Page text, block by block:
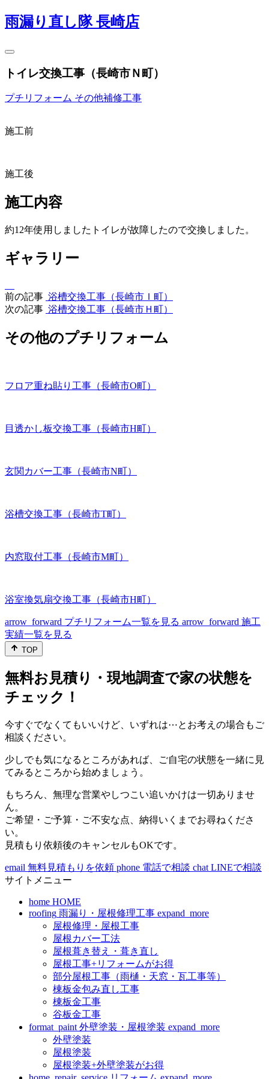
雨漏り直し隊 長崎店
トイレ交換工事（長崎市Ｎ町）
プチリフォーム その他補修工事
施工前
施工後
施工内容
約12年使用しましたトイレが故障したので交換しました。
ギャラリー
前の記事 浴槽交換工事（長崎市Ｉ町）
次の記事 浴槽交換工事（長崎市Ｈ町）
その他のプチリフォーム
フロア重ね貼り工事（長崎市O町）
目透かし板交換工事（長崎市H町）
玄関カバー工事（長崎市N町）
浴槽交換工事（長崎市T町）
内窓取付工事（長崎市M町）
浴室換気扇交換工事（長崎市H町）
arrow_forward プチリフォーム一覧を見る arrow_forward 施工
実績一覧を見る
TOP
無料お見積り・現地調査で家の状態を
チェック！
今すぐでなくてもいいけど、いずれは⋯とお考えの場合もご
相談ください。
少しでも気になるところがあれば、ご自宅の状態を一緒に見
てみるところから始めましょう。
もちろん、無理な営業やしつこい追いかけは一切ありませ
ん。
ご希望・ご予算・ご不安な点、納得いくまでお尋ねくださ
い。
見積もり依頼後のキャンセルもOKです。
email 無料見積もりを依頼 phone 電話で相談 chat LINEで相談
サイトメニュー
home HOME
roofing 雨漏り・屋根修理工事 expand_more
屋根修理・屋根工事
屋根カバー工法
屋根葺き替え・葺き直し
屋根工事+リフォームがお得
部分屋根工事（雨樋・天窓・瓦工事等）
棟板金包み直し工事
棟板金工事
谷板金工事
format_paint 外壁塗装・屋根塗装 expand_more
外壁塗装
屋根塗装
屋根塗装+外壁塗装がお得